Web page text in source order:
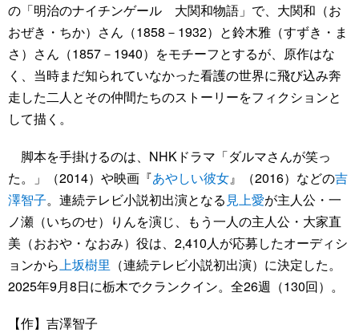
の「明治のナイチンゲール 大関和物語」で、大関和（お
おぜき・ちか）さん（1858－1932）と鈴木雅（すずき・ま
さ）さん（1857－1940）をモチーフとするが、原作はな
く、当時まだ知られていなかった看護の世界に飛び込み奔
走した二人とその仲間たちのストーリーをフィクションと
して描く。
脚本を手掛けるのは、NHKドラマ「ダルマさんが笑っ
た。」（2014）や映画『あやしい彼女』（2016）などの吉
澤智子。連続テレビ小説初出演となる 見上愛が主人公・一
ノ瀬（いちのせ）りんを演じ、もう一人の主人公・大家直
美（おおや・なおみ）役は、2,410人が応募したオーディシ
ョンから上坂樹里 （連続テレビ小説初出演）に決定した。
2025年9月8日に栃木でクランクイン。全26週（130回）。
【作】吉澤智子